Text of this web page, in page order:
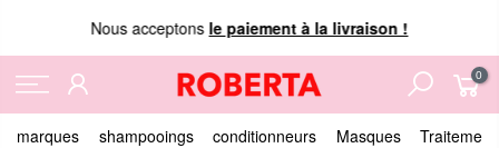
Nous acceptons le paiement à la livraison !
0
marques shampooings conditionneurs Masques